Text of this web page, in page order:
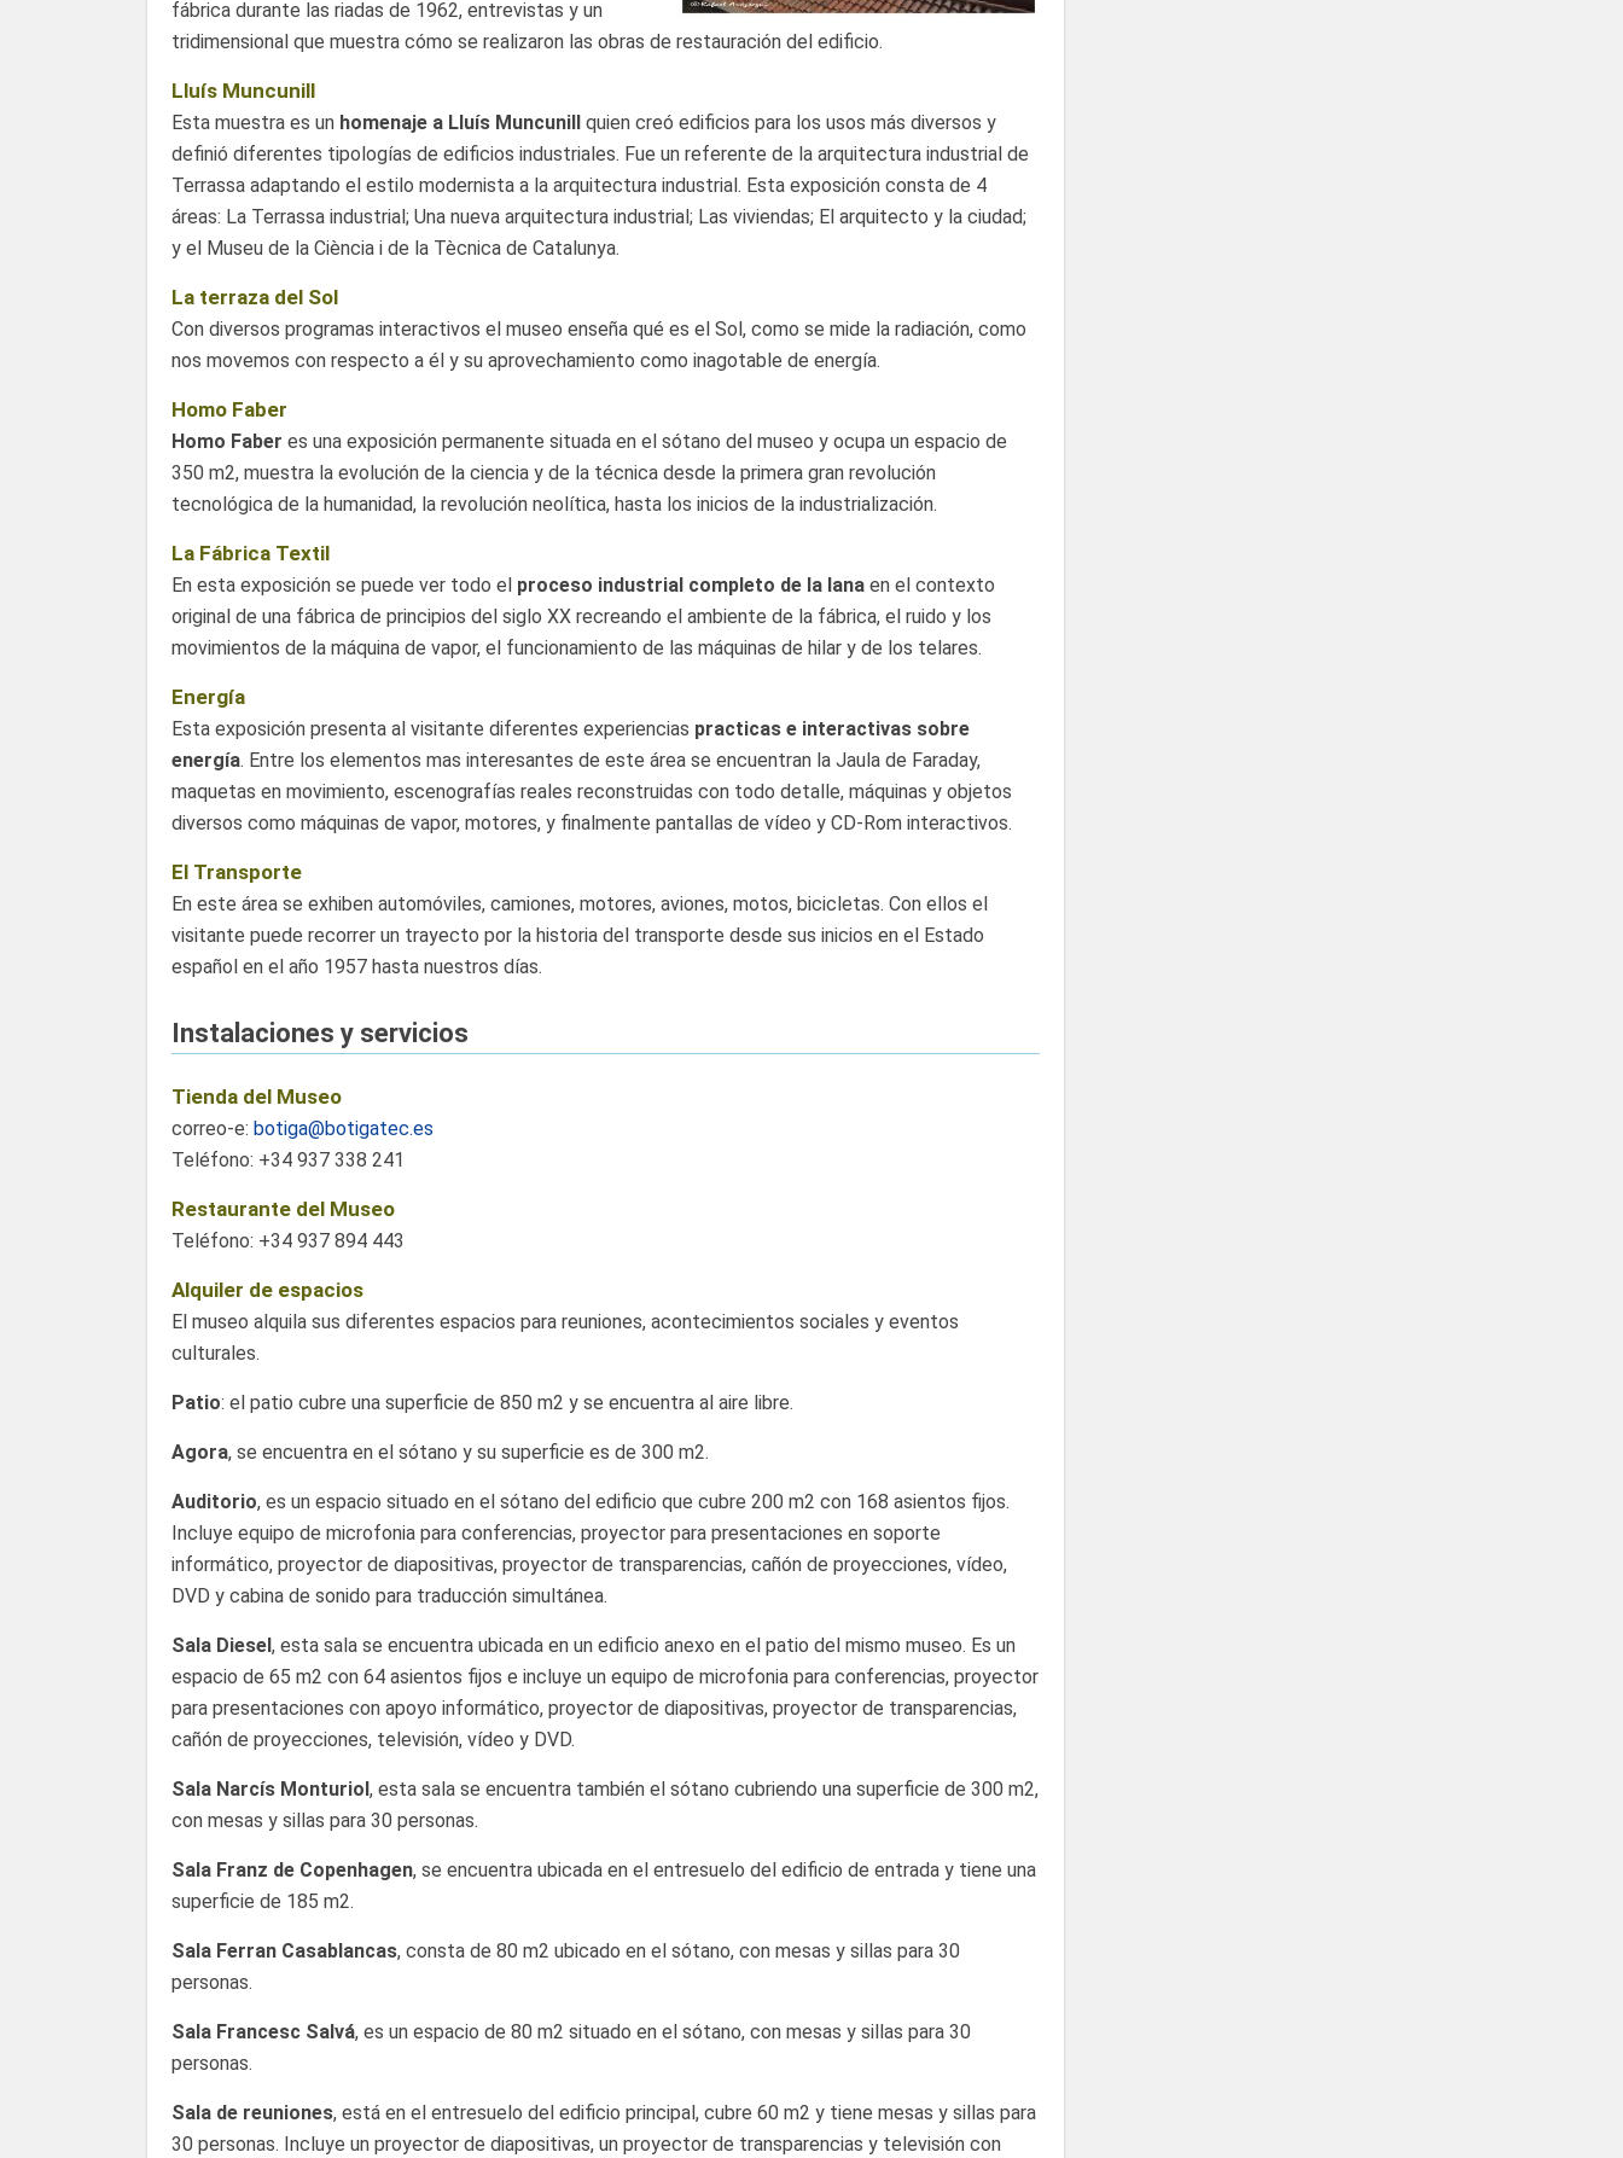
fábrica durante las riadas de 1962, entrevistas y un
tridimensional que muestra cómo se realizaron las obras de restauración del edificio.
Lluís Muncunill
Esta muestra es un homenaje a Lluís Muncunill quien creó edificios para los usos más diversos y
definió diferentes tipologías de edificios industriales. Fue un referente de la arquitectura industrial de
Terrassa adaptando el estilo modernista a la arquitectura industrial. Esta exposición consta de 4
áreas: La Terrassa industrial; Una nueva arquitectura industrial; Las viviendas; El arquitecto y la ciudad;
y el Museu de la Ciència i de la Tècnica de Catalunya.
La terraza del Sol
Con diversos programas interactivos el museo enseña qué es el Sol, como se mide la radiación, como
nos movemos con respecto a él y su aprovechamiento como inagotable de energía.
Homo Faber
Homo Faber es una exposición permanente situada en el sótano del museo y ocupa un espacio de
350 m2, muestra la evolución de la ciencia y de la técnica desde la primera gran revolución
tecnológica de la humanidad, la revolución neolítica, hasta los inicios de la industrialización.
La Fábrica Textil
En esta exposición se puede ver todo el proceso industrial completo de la lana en el contexto
original de una fábrica de principios del siglo XX recreando el ambiente de la fábrica, el ruido y los
movimientos de la máquina de vapor, el funcionamiento de las máquinas de hilar y de los telares.
Energía
Esta exposición presenta al visitante diferentes experiencias practicas e interactivas sobre
energía. Entre los elementos mas interesantes de este área se encuentran la Jaula de Faraday,
maquetas en movimiento, escenografías reales reconstruidas con todo detalle, máquinas y objetos
diversos como máquinas de vapor, motores, y finalmente pantallas de vídeo y CD-Rom interactivos.
El Transporte
En este área se exhiben automóviles, camiones, motores, aviones, motos, bicicletas. Con ellos el
visitante puede recorrer un trayecto por la historia del transporte desde sus inicios en el Estado
español en el año 1957 hasta nuestros días.
Instalaciones y servicios
Tienda del Museo
correo-e: botiga@botigatec.es
Teléfono: +34 937 338 241
Restaurante del Museo
Teléfono: +34 937 894 443
Alquiler de espacios
El museo alquila sus diferentes espacios para reuniones, acontecimientos sociales y eventos
culturales.
Patio: el patio cubre una superficie de 850 m2 y se encuentra al aire libre.
Agora, se encuentra en el sótano y su superficie es de 300 m2.
Auditorio, es un espacio situado en el sótano del edificio que cubre 200 m2 con 168 asientos fijos.
Incluye equipo de microfonia para conferencias, proyector para presentaciones en soporte
informático, proyector de diapositivas, proyector de transparencias, cañón de proyecciones, vídeo,
DVD y cabina de sonido para traducción simultánea.
Sala Diesel, esta sala se encuentra ubicada en un edificio anexo en el patio del mismo museo. Es un
espacio de 65 m2 con 64 asientos fijos e incluye un equipo de microfonia para conferencias, proyector
para presentaciones con apoyo informático, proyector de diapositivas, proyector de transparencias,
cañón de proyecciones, televisión, vídeo y DVD.
Sala Narcís Monturiol, esta sala se encuentra también el sótano cubriendo una superficie de 300 m2,
con mesas y sillas para 30 personas.
Sala Franz de Copenhagen, se encuentra ubicada en el entresuelo del edificio de entrada y tiene una
superficie de 185 m2.
Sala Ferran Casablancas, consta de 80 m2 ubicado en el sótano, con mesas y sillas para 30
personas.
Sala Francesc Salvá, es un espacio de 80 m2 situado en el sótano, con mesas y sillas para 30
personas.
Sala de reuniones, está en el entresuelo del edificio principal, cubre 60 m2 y tiene mesas y sillas para
30 personas. Incluye un proyector de diapositivas, un proyector de transparencias y televisión con